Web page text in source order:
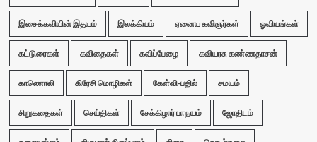
இசைக்கவியின் இதயம் இலக்கியம் ஏனைய கவிஞர்கள் ஓவியங்கள்
கட்டுரைகள் கவிதைகள் கவிப்பேழை கவியரசு கண்ணதாசன்
காணொலி கிரேசி மொழிகள் கேள்வி-பதில் சமயம்
சிறுகதைகள் செய்திகள் சேக்கிழார் பா நயம் ஜோதிடம்